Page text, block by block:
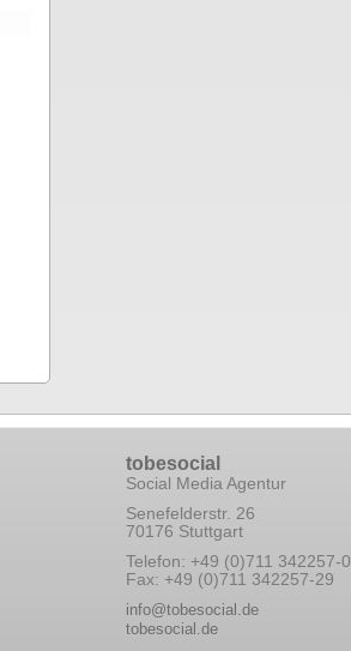
tobesocial
Social Media Agentur
Senefelderstr. 26
70176 Stuttgart
Telefon: +49 (0)711 342257-0
Fax: +49 (0)711 342257-29
info@tobesocial.de
tobesocial.de